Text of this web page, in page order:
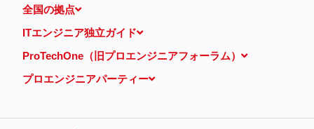
全国の拠点
ITエンジニア独立ガイド
ProTechOne（旧プロエンジニアフォーラム）
プロエンジニアパーティー